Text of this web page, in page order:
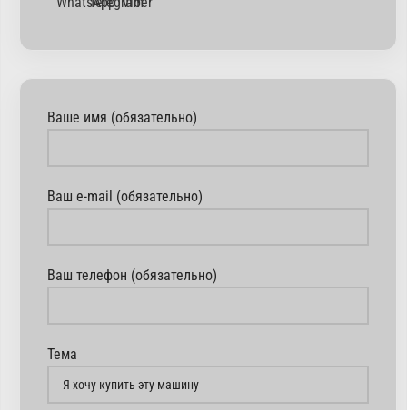
Ваше имя (обязательно)
Ваш e-mail (обязательно)
Ваш телефон (обязательно)
Тема